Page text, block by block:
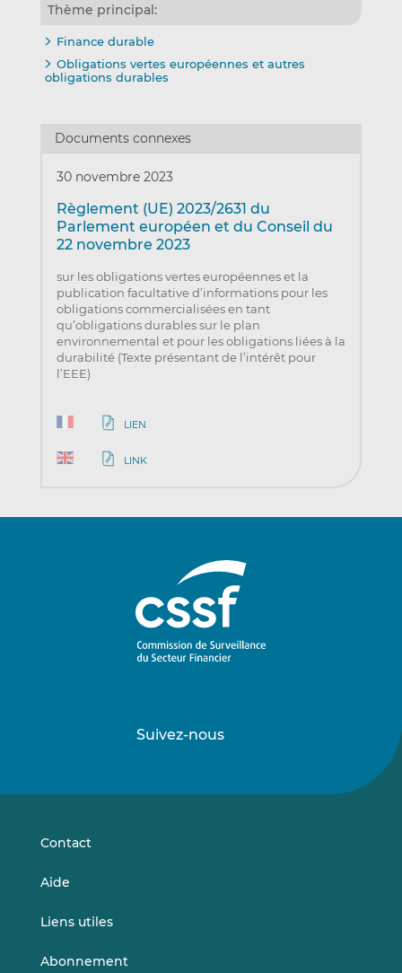
Thème principal:
Finance durable
Obligations vertes européennes et autres
obligations durables
Documents connexes
30 novembre 2023
Règlement (UE) 2023/2631 du
Parlement européen et du Conseil du
22 novembre 2023
sur les obligations vertes européennes et la
publication facultative d’informations pour les
obligations commercialisées en tant
qu’obligations durables sur le plan
environnemental et pour les obligations liées à la
durabilité (Texte présentant de l’intérêt pour
l’EEE)
LIEN
LINK
Suivez-nous
sursur
Contact
Aide
Liens utiles
Abonnement